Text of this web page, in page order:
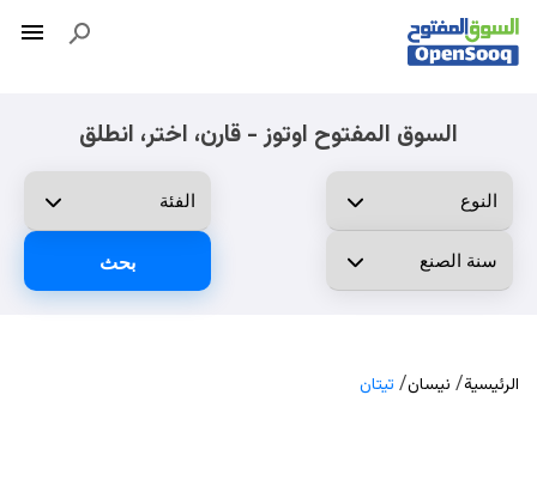
السوق المفتوح اوتوز - قارن، اختر، انطلق
بحث
الرئيسية/ نيسان/ تيتان